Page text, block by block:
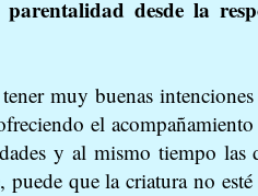
desde la
muy buenas
el
y al mismo tiempo
puede que la criatura no